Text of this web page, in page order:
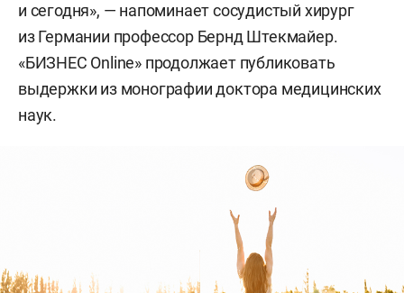
и сегодня», — напоминает сосудистый хирург
из Германии профессор Бернд Штекмайер.
«БИЗНЕС Online» продолжает публиковать
выдержки из монографии доктора медицинских
наук.